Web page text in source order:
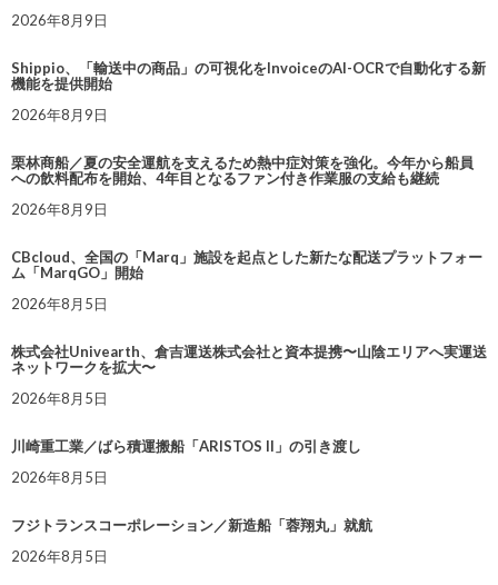
2026年8月9日
Shippio、「輸送中の商品」の可視化をInvoiceのAI-OCRで自動化する新
機能を提供開始
2026年8月9日
栗林商船／夏の安全運航を支えるため熱中症対策を強化。今年から船員
への飲料配布を開始、4年目となるファン付き作業服の支給も継続
2026年8月9日
CBcloud、全国の「Marq」施設を起点とした新たな配送プラットフォー
ム「MarqGO」開始
2026年8月5日
株式会社Univearth、倉吉運送株式会社と資本提携〜山陰エリアへ実運送
ネットワークを拡大〜
2026年8月5日
川崎重工業／ばら積運搬船「ARISTOS II」の引き渡し
2026年8月5日
フジトランスコーポレーション／新造船「蓉翔丸」就航
2026年8月5日